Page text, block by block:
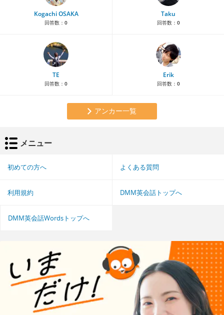
Kogachi OSAKA
回答数： 0
Taku
回答数： 0
TE
回答数： 0
Erik
回答数： 0
アンカー一覧
メニュー
初めての方へ よくある質問
利用規約 DMM英会話トップへ
DMM英会話Wordsトップへ